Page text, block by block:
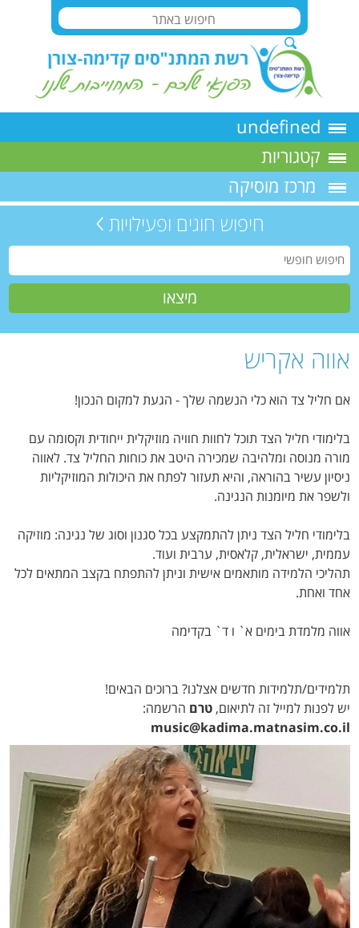
undefined
קטגוריות
מרכז מוסיקה
חיפוש חוגים ופעילויות
אווה אקריש
אם חליל צד הוא כלי הנשמה שלך - הגעת למקום הנכון!
בלימודי חליל הצד תוכל לחוות חוויה מוזיקלית ייחודית וקסומה עם
מורה מנוסה ומלהיבה שמכירה היטב את כוחות החליל צד. לאווה
ניסיון עשיר בהוראה, והיא תעזור לפתח את היכולות המוזיקליות
ולשפר את מיומנות הנגינה.
בלימודי חליל הצד ניתן להתמקצע בכל סגנון וסוג של נגינה: מוזיקה
עממית, ישראלית, קלאסית, ערבית ועוד.
תהליכי הלמידה מותאמים אישית וניתן להתפתח בקצב המתאים לכל
אחד ואחת.
אווה מלמדת בימים א` ו ד` בקדימה
תלמידים/תלמידות חדשים אצלנו? ברוכים הבאים!
יש לפנות למייל זה לתיאום, טרםהרשמה:
music@kadima.matnasim.co.il